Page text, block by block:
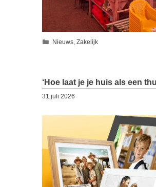
Categorieën
Nieuws,Zakelijk
‘Hoe laat je je huis als een
31 juli 2026